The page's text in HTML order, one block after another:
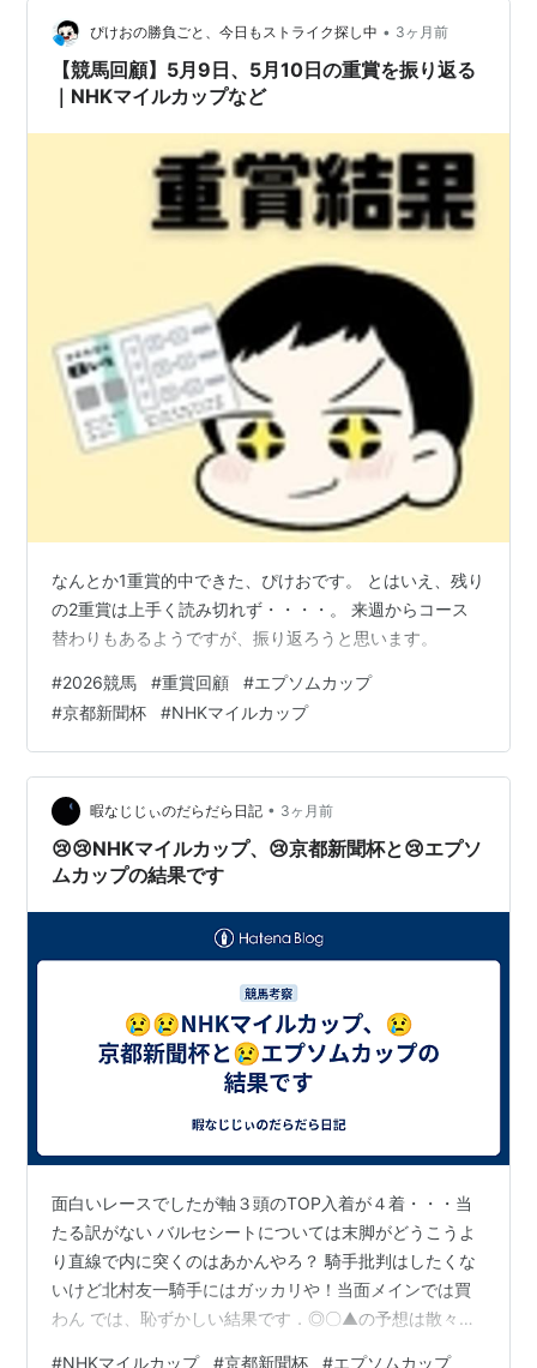
54
月6日
2200
ラン
3
55
2007年5
月5日
京都 芝
2200
タスカータ
ソルテ
3
京都 芝
2200
メイショウ
クオリア
牡
3
岩田康誠
2200
ベストメン
四位洋文
2010年5月
8日
京都 芝
2200
ト
牡
3
池添謙一
京都 芝
2200
クレスコグ
牡
武豊
60
5日
2200
マレボシ
リアムズ
ら、ちょっとモヤモヤも残…
ぴけおの勝負ごと、今日もストライク探し中 • 3ヶ月前
【競馬回顧】5月9日、5月10日の重賞を振り返る
｜NHKマイルカップなど
なんとか1重賞的中できた、ぴけおです。 とはいえ、残り
の2重賞は上手く読み切れず・・・・。 来週からコース
替わりもあるようですが、振り返ろうと思います。
#2026競馬 #重賞回顧 #エプソムカップ
#京都新聞杯 #NHKマイルカップ
暇なじじぃのだらだら日記 • 3ヶ月前
😢😢NHKマイルカップ、😢京都新聞杯と😢エプソ
ムカップの結果です
面白いレースでしたが軸３頭のTOP入着が４着・・・当
たる訳がない バルセシートについては末脚がどうこうよ
り直線で内に突くのはあかんやろ？ 騎手批判はしたくな
いけど北村友一騎手にはガッカリや！当面メインでは買
わん では、恥ずかしい結果です．◎〇▲の予想は散々で
#NHKマイルカップ #京都新聞杯 #エプソムカップ